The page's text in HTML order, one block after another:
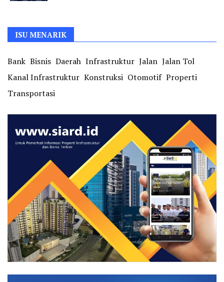
ISU MENARIK
Bank Bisnis Daerah Infrastruktur Jalan Jalan Tol
Kanal Infrastruktur Konstruksi Otomotif Properti
Transportasi